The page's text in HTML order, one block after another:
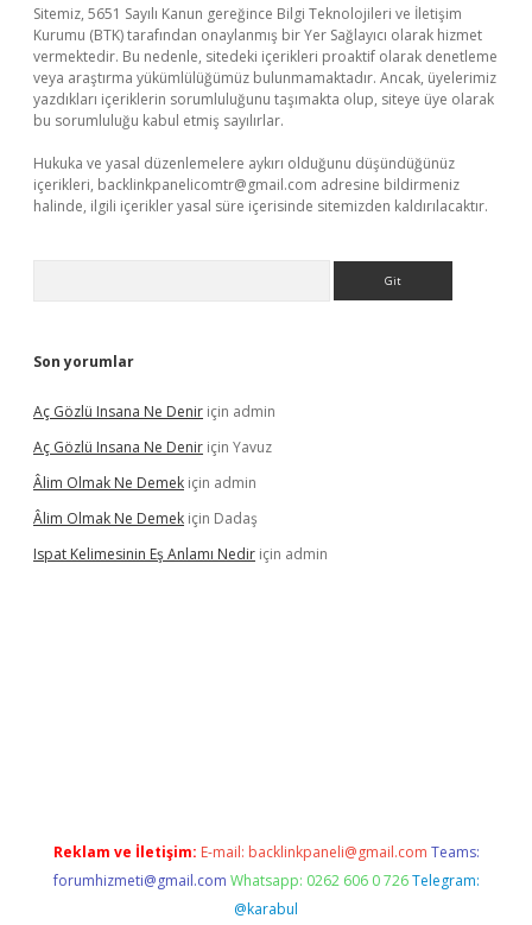
Sitemiz, 5651 Sayılı Kanun gereğince Bilgi Teknolojileri ve İletişim
Kurumu (BTK) tarafından onaylanmış bir Yer Sağlayıcı olarak hizmet
vermektedir. Bu nedenle, sitedeki içerikleri proaktif olarak denetleme
veya araştırma yükümlülüğümüz bulunmamaktadır. Ancak, üyelerimiz
yazdıkları içeriklerin sorumluluğunu taşımakta olup, siteye üye olarak
bu sorumluluğu kabul etmiş sayılırlar.
Hukuka ve yasal düzenlemelere aykırı olduğunu düşündüğünüz
içerikleri, backlinkpanelicomtr@gmail.com adresine bildirmeniz
halinde, ilgili içerikler yasal süre içerisinde sitemizden kaldırılacaktır.
Son yorumlar
Aç Gözlü Insana Ne Denir için admin
Aç Gözlü Insana Ne Denir için Yavuz
Âlim Olmak Ne Demek için admin
Âlim Olmak Ne Demek için Dadaş
Ispat Kelimesinin Eş Anlamı Nedir için admin
Reklam ve İletişim: E-mail: backlinkpaneli@gmail.com Teams:
forumhizmeti@gmail.com Whatsapp: 0262 606 0 726 Telegram:
@karabul